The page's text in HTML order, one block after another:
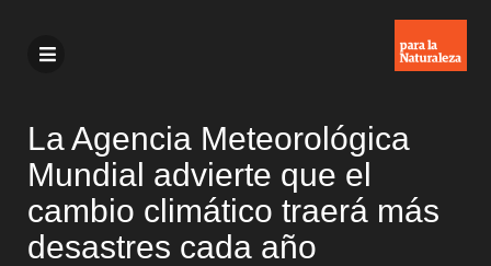
La Agencia Meteorológica
Mundial advierte que el
cambio climático traerá más
desastres cada año